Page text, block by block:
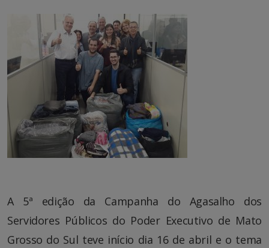
A 5ª edição da Campanha do Agasalho dos
Servidores Públicos do Poder Executivo de Mato
Grosso do Sul teve início dia 16 de abril e o tema